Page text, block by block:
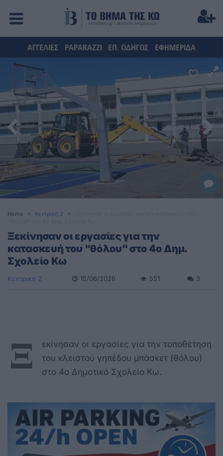
ΑΓΓΕΛΙΕΣ PAPARAZZI ΕΠ. ΟΔΗΓΟΣ ΕΦΗΜΕΡΙΔΑ
Home Κεντρική 2
Ξεκίνησαν οι εργασίες για την
κατασκευή του "θόλου" στο 4ο Δημ.
Σχολείο Κω
Κεντρική 2 15/06/2026 551 3
Ξ
εκίνησαν οι εργασίες για την τοποθέτηση
του κλειστού γηπέδου μπάσκετ (θόλου)
στο 4ο Δημοτικό Σχολείο Κω.